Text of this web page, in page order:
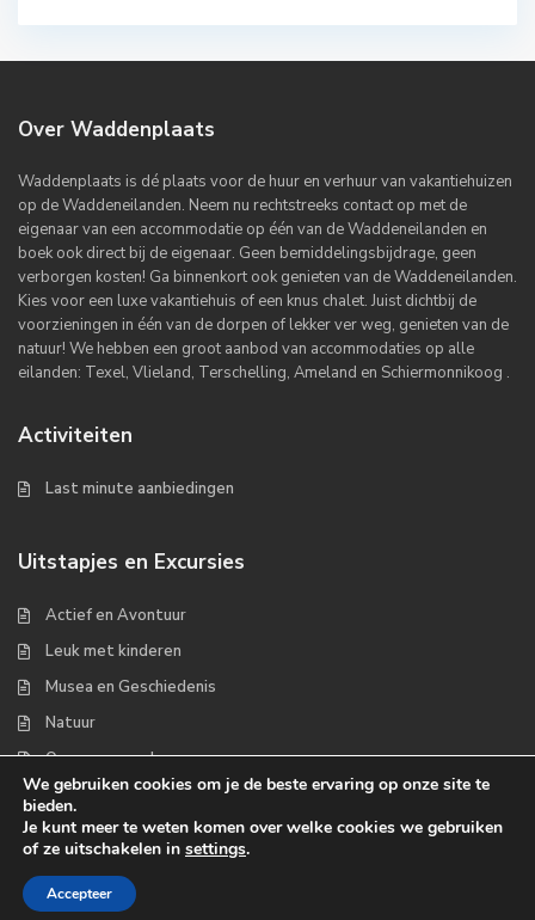
Over Waddenplaats
Waddenplaats is dé plaats voor de huur en verhuur van vakantiehuizen
op de Waddeneilanden. Neem nu rechtstreeks contact op met de
eigenaar van een accommodatie op één van de Waddeneilanden en
boek ook direct bij de eigenaar. Geen bemiddelingsbijdrage, geen
verborgen kosten! Ga binnenkort ook genieten van de Waddeneilanden.
Kies voor een luxe vakantiehuis of een knus chalet. Juist dichtbij de
voorzieningen in één van de dorpen of lekker ver weg, genieten van de
natuur! We hebben een groot aanbod van accommodaties op alle
eilanden: Texel, Vlieland, Terschelling, Ameland en Schiermonnikoog .
Activiteiten
Last minute aanbiedingen
Uitstapjes en Excursies
Actief en Avontuur
Leuk met kinderen
Musea en Geschiedenis
Natuur
Op zee en wad
Copyrights 2022 - Waddenplaats.nl
Over ons
Handige links
We gebruiken cookies om je de beste ervaring op onze site te
bieden.
Je kunt meer te weten komen over welke cookies we gebruiken
of ze uitschakelen in settings.
Accepteer